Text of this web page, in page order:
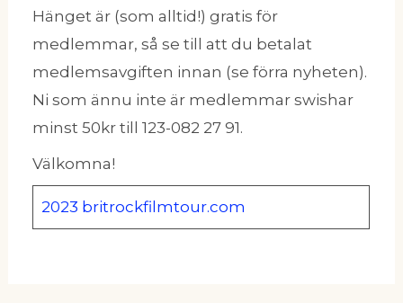
Hänget är (som alltid!) gratis för
medlemmar, så se till att du betalat
medlemsavgiften innan (se förra nyheten).
Ni som ännu inte är medlemmar swishar
minst 50kr till 123-082 27 91.
Välkomna!
2023 britrockfilmtour.com